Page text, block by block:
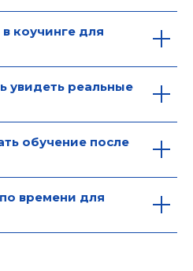
коучинге для
увидеть реальные
обучение после
времени для